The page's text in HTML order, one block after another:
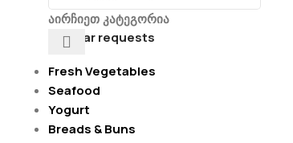
აირჩიეთ კატეგორია
Popular requests
Fresh Vegetables
Seafood
Yogurt
Breads & Buns